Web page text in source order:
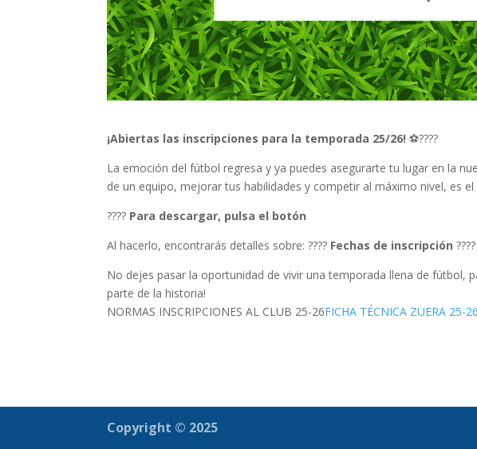
¡Abiertas las inscripciones para la temporada 25/26! ⚽????
La emoción del fútbol regresa y ya puedes asegurarte tu lugar en la
de un equipo, mejorar tus habilidades y competir al máximo nivel, es
???? Para descargar, pulsa el botón
Al hacerlo, encontrarás detalles sobre: ???? Fechas de inscripción ????
No dejes pasar la oportunidad de vivir una temporada llena de fútbol,
parte de la historia!
NORMAS INSCRIPCIONES AL CLUB 25-26FICHA TÉCNICA ZUERA 25-26
Copyright © 2025